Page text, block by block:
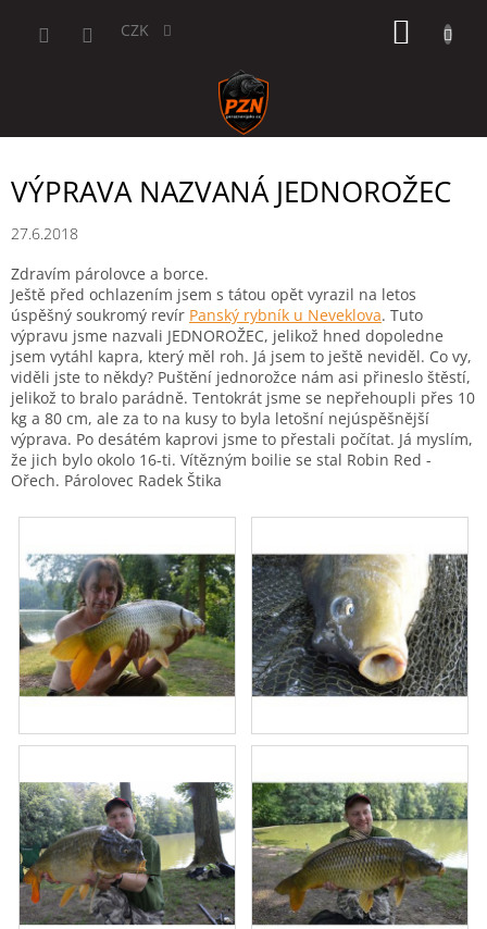
CZK
VÝPRAVA NAZVANÁ JEDNOROŽEC
27.6.2018
Zdravím párolovce a borce.
Ještě před ochlazením jsem s tátou opět vyrazil na letos
úspěšný soukromý revír Panský rybník u Neveklova. Tuto
výpravu jsme nazvali JEDNOROŽEC, jelikož hned dopoledne
jsem vytáhl kapra, který měl roh. Já jsem to ještě neviděl. Co vy,
viděli jste to někdy? Puštění jednorožce nám asi přineslo štěstí,
jelikož to bralo parádně. Tentokrát jsme se nepřehoupli přes 10
kg a 80 cm, ale za to na kusy to byla letošní nejúspěšnější
výprava. Po desátém kaprovi jsme to přestali počítat. Já myslím,
že jich bylo okolo 16-ti. Vítězným boilie se stal Robin Red -
Ořech. Párolovec Radek Štika